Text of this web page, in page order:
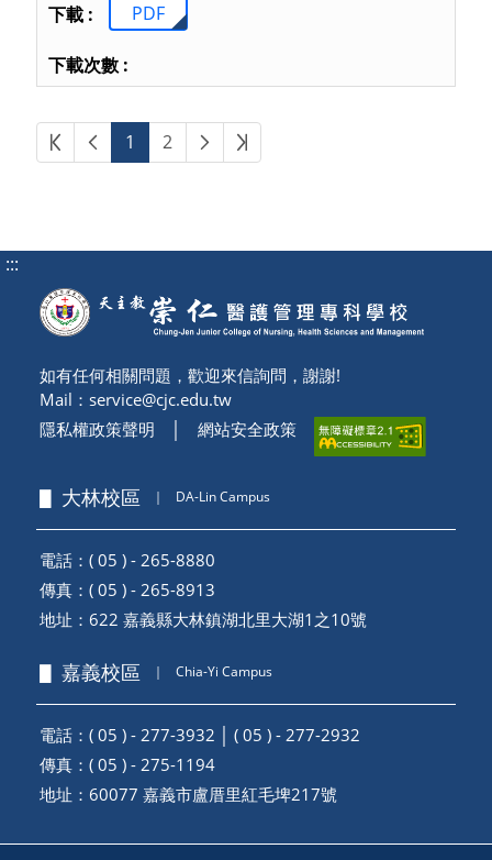
PDF
第一頁上一頁
1 2 下一頁最後頁
:::
如有任何相關問題，歡迎來信詢問，謝謝!
Mail： service@cjc.edu.tw
隱私權政策聲明
網站安全政策
▋ 大林校區 ｜ DA-Lin Campus
電話：( 05 ) - 265-8880
傳真：( 05 ) - 265-8913
地址： 622 嘉義縣大林鎮湖北里大湖1之10號
▋ 嘉義校區 ｜ Chia-Yi Campus
電話：( 05 ) - 277-3932 │ ( 05 ) - 277-2932
傳真：( 05 ) - 275-1194
地址： 60077 嘉義市盧厝里紅毛埤217號